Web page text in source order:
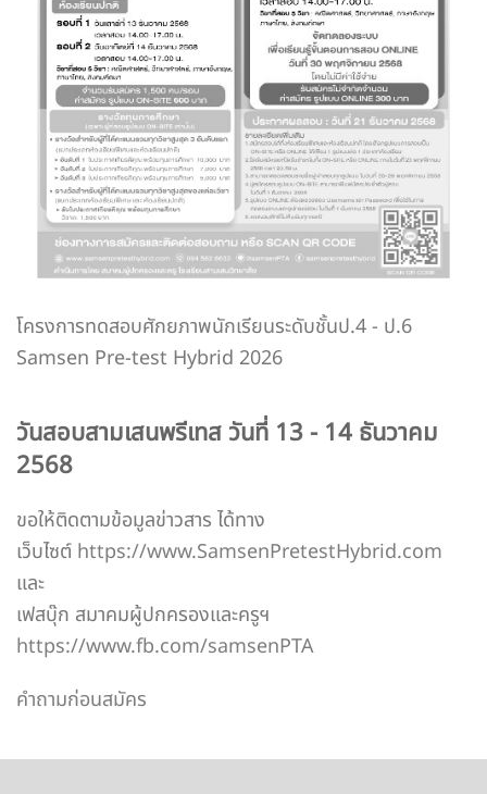
โครงการทดสอบศักยภาพนักเรียนระดับชั้นป.4 - ป.6
Samsen Pre-test Hybrid 2026
วันสอบสามเสนพรีเทส วันที่ 13 - 14 ธันวาคม
2568
ขอให้ติดตามข้อมูลข่าวสาร ได้ทาง
เว็บไซต์ https://www.SamsenPretestHybrid.com
และ
เฟสบุ๊ก สมาคมผู้ปกครองและครูฯ
https://www.fb.com/samsenPTA
คำถามก่อนสมัคร